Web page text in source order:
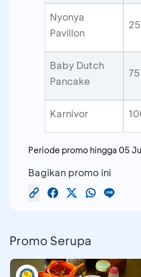
Nyonya
Pavillon
Baby Dutch
Pancake
Karnivor
Periode promo hingga 05
Bagikan promo ini
Promo Serupa